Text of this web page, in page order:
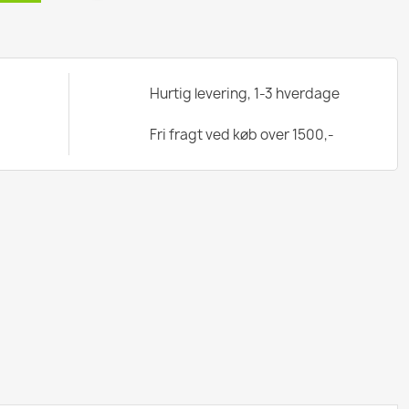
Hurtig levering, 1-3 hverdage
Fri fragt ved køb over 1500,-